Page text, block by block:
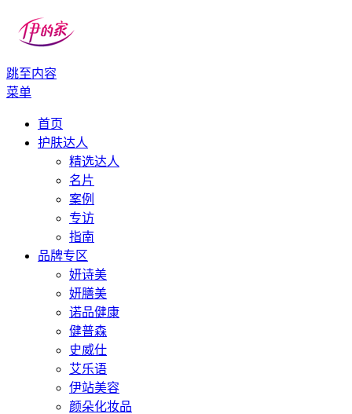
伊的家
伊的家护肤社区官网
跳至内容
菜单
首页
护肤达人
精选达人
名片
案例
专访
指南
品牌专区
妍诗美
妍膳美
诺品健康
健普森
史威仕
艾乐语
伊站美容
颜朵化妆品